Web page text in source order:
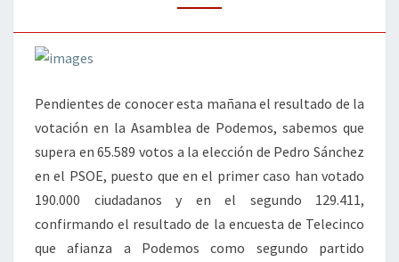
Pendientes de conocer esta mañana el resultado de la
votación en la Asamblea de Podemos, sabemos que
supera en 65.589 votos a la elección de Pedro Sánchez
en el PSOE, puesto que en el primer caso han votado
190.000 ciudadanos y en el segundo 129.411,
confirmando el resultado de la encuesta de Telecinco
que afianza a Podemos como segundo partido